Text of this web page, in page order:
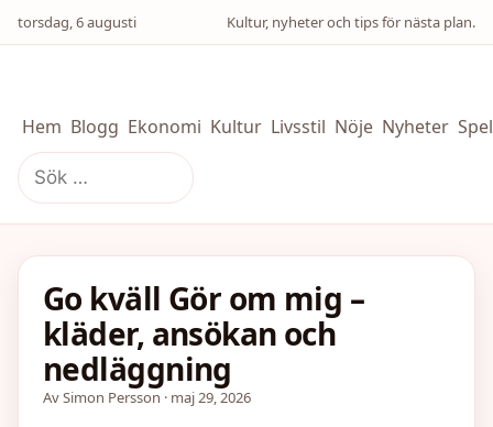
torsdag, 6 augusti Kultur, nyheter och tips för nästa plan.
Hem Blogg Ekonomi Kultur Livsstil Nöje Nyheter Spel
Sök
efter:
Go kväll Gör om mig –
kläder, ansökan och
nedläggning
Av Simon Persson · maj 29, 2026